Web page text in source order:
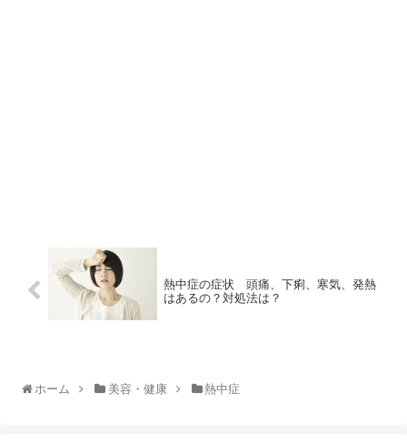
熱中症の症状 頭痛、下痢、寒気、発熱
はあるの？対処法は？
ホーム 美容・健康 熱中症